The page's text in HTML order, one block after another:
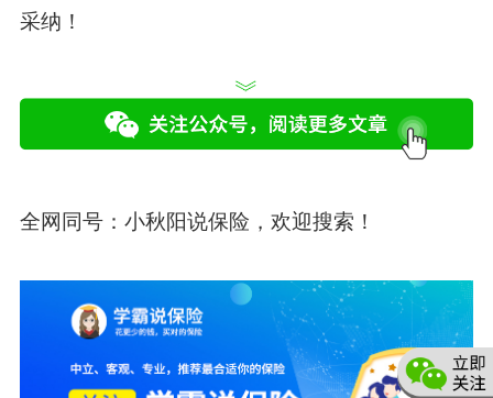
采纳！
全网同号： 小秋阳说保险 ，欢迎搜索！